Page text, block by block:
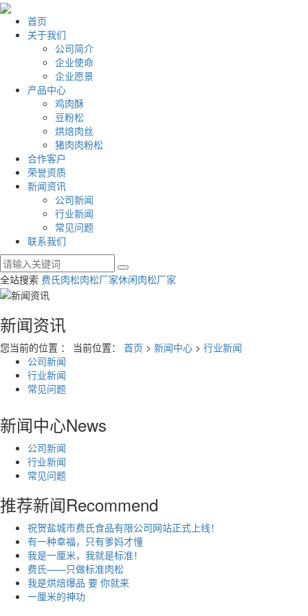
首页
关于我们
公司简介
企业使命
企业愿景
产品中心
鸡肉酥
豆粉松
烘焙肉丝
猪肉肉粉松
合作客户
荣誉资质
新闻资讯
公司新闻
行业新闻
常见问题
联系我们
全站搜索 费氏肉松肉松厂家休闲肉松厂家
新闻资讯
您当前的位置 ： 当前位置： 首页 > 新闻中心 > 行业新闻
公司新闻
行业新闻
常见问题
新闻中心News
公司新闻
行业新闻
常见问题
推荐新闻Recommend
祝贺盐城市费氏食品有限公司网站正式上线！
有一种幸福，只有爹妈才懂
我是一厘米，我就是标准！
费氏——只做标准肉松
我是烘焙爆品 要 你就来
一厘米的神功